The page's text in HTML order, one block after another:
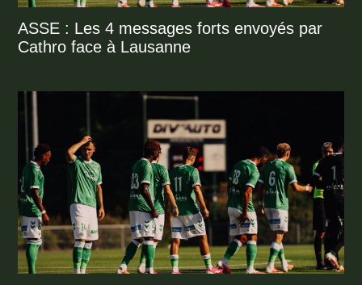
ASSE : Les 4 messages forts envoyés par
Cathro face à Lausanne